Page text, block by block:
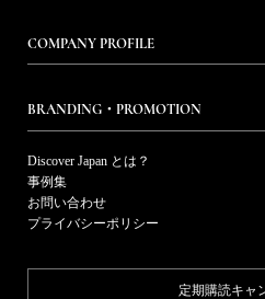
COMPANY PROFILE
BRANDING・PROMOTION
Discover Japan とは？
事例集
お問い合わせ
プライバシーポリシー
定期購読キャ